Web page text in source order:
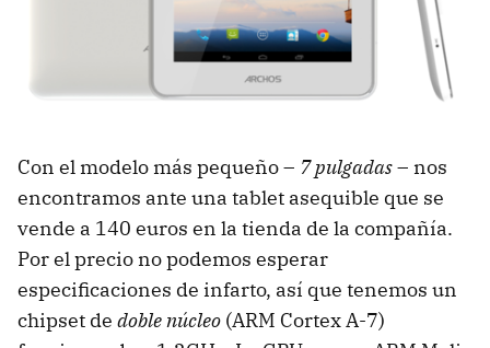
Con el modelo más pequeño – 7 pulgadas– nos
encontramos ante una tablet asequible que se
vende a 140 euros en la tienda de la compañía.
Por el precio no podemos esperar
especificaciones de infarto, así que tenemos un
chipset de doble núcleo (ARM Cortex A-7)